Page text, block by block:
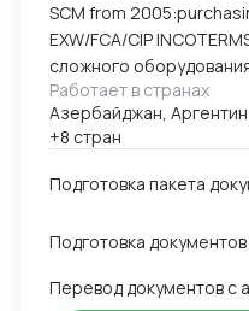
SCM from
EXW/FCA/CIP
сложного
комплектующих к нему.
Работает в странах
Азербайджан,
+8 стран